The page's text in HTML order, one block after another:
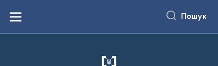
вмістуMenu Пошук